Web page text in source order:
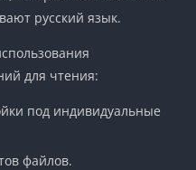
русский язык.
для чтения:
под индивидуальные
файлов.